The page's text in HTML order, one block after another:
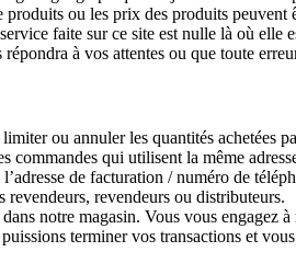
ou les prix des produits peuvent
faite sur ce site est nulle là où elle
à vos attentes ou que toute
ou annuler les quantités achetées
commandes qui utilisent la même
de facturation / numéro de
revendeurs, revendeurs ou distributeurs.
notre magasin. Vous vous engagez
terminer vos transactions et